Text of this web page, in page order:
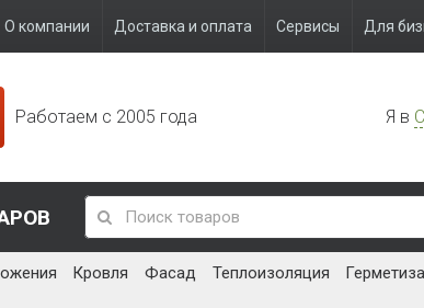
О компании Доставка и оплата Сервисы Для
Работаем с 2005 года Я в
Кровля Фасад Теплоизоляция